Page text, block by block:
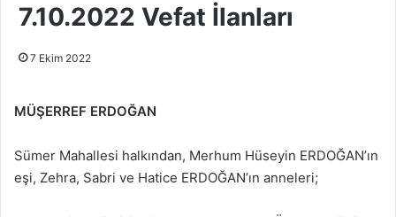
7.10.2022 Vefat İlanları
7 Ekim 2022
MÜŞERREF ERDOĞAN
Sümer Mahallesi halkından, Merhum Hüseyin ERDOĞAN’ın
eşi, Zehra, Sabri ve Hatice ERDOĞAN’ın anneleri;